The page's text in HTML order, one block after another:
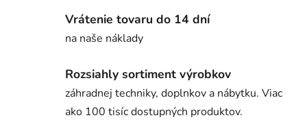
Vrátenie tovaru do 14 dní
na naše náklady
Rozsiahly sortiment výrobkov
záhradnej techniky, doplnkov a nábytku. Viac
ako 100 tisíc dostupných produktov.